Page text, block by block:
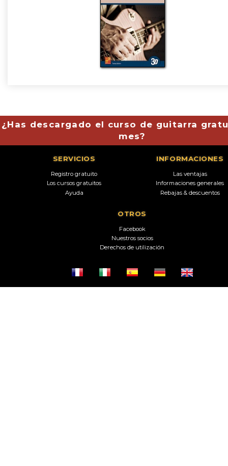
¿Has descargado el curso de guitarra
mes?
SERVICIOS
Registro gratuito
Los cursos gratuitos
Ayuda
INFORMACIONES
Las ventajas
Informaciones generales
Rebajas & descuentos
OTROS
Facebook
Nuestros socios
Derechos de utilización